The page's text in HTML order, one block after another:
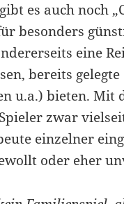
es auch noch
besonders
eine
bereits
u.a.) bieten. Mit
zwar
einzelner
oder eher